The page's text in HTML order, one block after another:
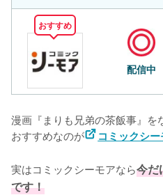
おすすめ
配信中
漫画『まりも兄弟の茶飯事』を
おすすめなのが
コミックシ
実はコミックシーモアなら今だ
です！